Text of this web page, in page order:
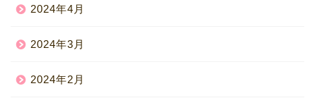
2024年4月
2024年3月
2024年2月